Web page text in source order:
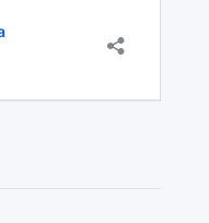
usług
Mazowszu,
nr 5 do